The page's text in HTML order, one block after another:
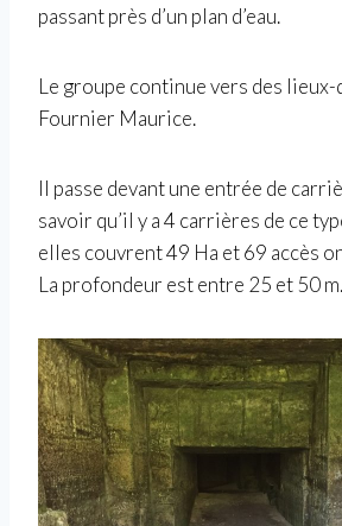
passant près d’un plan d’eau.
Le groupe continue vers des
Fournier Maurice.
Il passe devant une entrée de
savoir qu’il y a 4 carrières de ce
elles couvrent 49 Ha et 69 accès
La profondeur est entre 25 et 50 m.